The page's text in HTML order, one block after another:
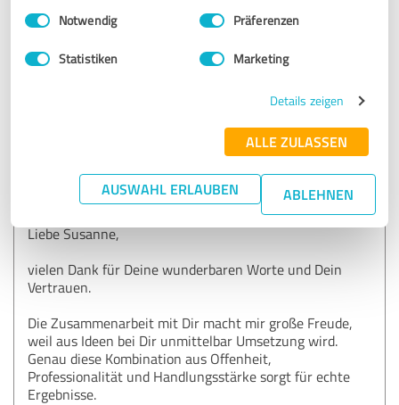
Impressum Datenschutzbestimmungen
Einwilligungsauswahl
Notwendig Präferenzen
Statistiken Marketing
Details zeigen
ALLE ZULASSEN
AUSWAHL ERLAUBEN ABLEHNEN
Erfahrungsbericht & Bewertung zu:
Bewertungstool, KI-Tools & Business-
Kommentar von Andreas Köchy®:
Liebe Susanne,
vielen Dank für Deine wunderbaren Worte und Dein
Vertrauen.
Die Zusammenarbeit mit Dir macht mir große Freude,
weil aus Ideen bei Dir unmittelbar Umsetzung wird.
Genau diese Kombination aus Offenheit,
Professionalität und Handlungsstärke sorgt für echte
Ergebnisse.